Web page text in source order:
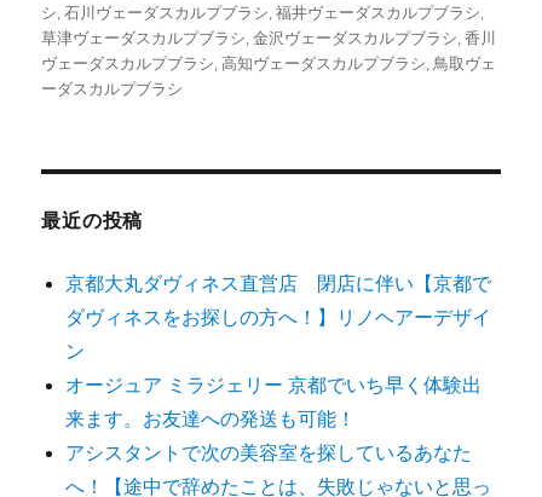
シ ,石川ヴェーダスカルプブラシ ,福井ヴェーダスカルプブラシ
草津ヴェーダスカルプブラシ ,金沢ヴェーダスカルプブラシ ,香川
ヴェーダスカルプブラシ ,高知ヴェーダスカルプブラシ 鳥取ヴェ
ーダスカルプブラシ
最近の投稿
京都大丸ダヴィネス直営店 閉店に伴い【京都で
ダヴィネスをお探しの方へ！】リノヘアーデザイ
ン
オージュア ミラジェリー 京都でいち早く体験出
来ます。お友達への発送も可能！
アシスタントで次の美容室を探しているあなた
へ！【途中で辞めたことは、失敗じゃないと思っ